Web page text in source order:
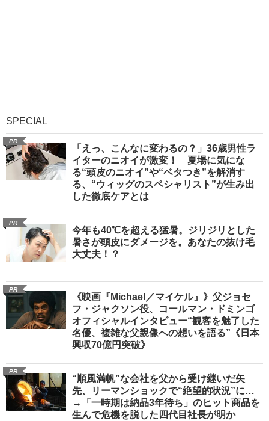
SPECIAL
PR
「えっ、こんなに変わるの？」36歳男性ラ
イターのニオイが激変！ 夏場に気にな
る“頭皮のニオイ”や“ベタつき”を解消す
る、“ウィッグのスペシャリスト”が生み出
した徹底ケアとは
PR
今年も40℃を超える猛暑。ジリジリとした
暑さが頭皮にダメージを。あなたの抜け毛
大丈夫！？
PR
《映画『Michael／マイケル』》父ジョセ
フ・ジャクソン役、コールマン・ドミンゴ
オフィシャルインタビュー“観客を魅了した
名優、複雑な父親像への想いを語る”《日本
興収70億円突破》
PR
“順風満帆”な会社を父から受け継いだ矢
先、リーマンショックで“絶望的状況”に…
→「一時期は納品3年待ち」のヒット商品を
生んで危機を脱した四代目社長が明か